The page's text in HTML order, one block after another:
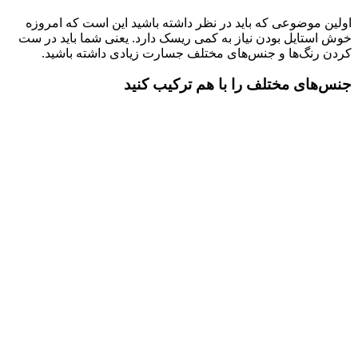
اولین موضوعی که باید در نظر داشته باشید این است که امروزه
خوش استایل بودن نیاز به کمی ریسک دارد. یعنی شما باید در ست
کردن رنگ‌ها و جنس‌های مختلف جسارت زیادی داشته باشید.
جنس‌های مختلف را با هم ترکیب کنید